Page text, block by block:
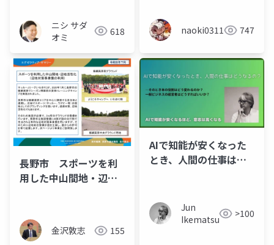
物語―
ニシ サダ
オミ
618 naoki0311 747
長野市 スポーツを利
用した中山間地・辺地
備） Jリーグチームの
キャンプ誘致
金沢敦志 155
AIで知能が安くなった
とき、人間の仕事はど
は高くなる
Jun
Ikematsu
>100